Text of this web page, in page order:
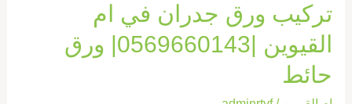
تركيب ورق جدران في ام
القيوين |0569660143| ورق
حائط